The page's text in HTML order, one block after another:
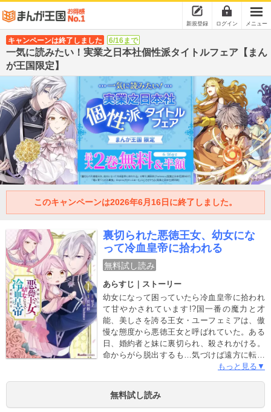
新規登録 ログイン メニュー
キャンペーンは終了しました 6/16まで
一気に読みたい！実業之日本社個性派タイトルフェア【まん
が王国限定】
このキャンペーンは2026年6月16日に終了しました。
裏切られた悪徳王女、幼女にな
って冷血皇帝に拾われる
無料試し読み
あらすじ｜ストーリー
幼女になって困っていたら冷血皇帝に拾われ
て甘やかされています!?国一番の魔力と才
能、美しさを誇る王女・ユーフェミアは、傲
慢な態度から悪徳王女と呼ばれていた。ある
日、婚約者と妹に裏切られ、殺されかける。
命からがら脱出するも…気づけば遠方に転移
＆幼女化してしまっていた!!そして、「冷血皇
れ、保護されることに…一途でひたむきな
「冷血皇帝」×恋を知らない「悪徳王女」によ
もっと見る▼
無料試し読み